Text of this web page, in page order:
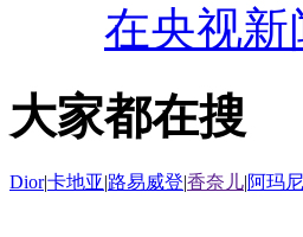
在央视新
大家都在搜
Dior|卡地亚|路易威登|香奈儿|阿玛尼